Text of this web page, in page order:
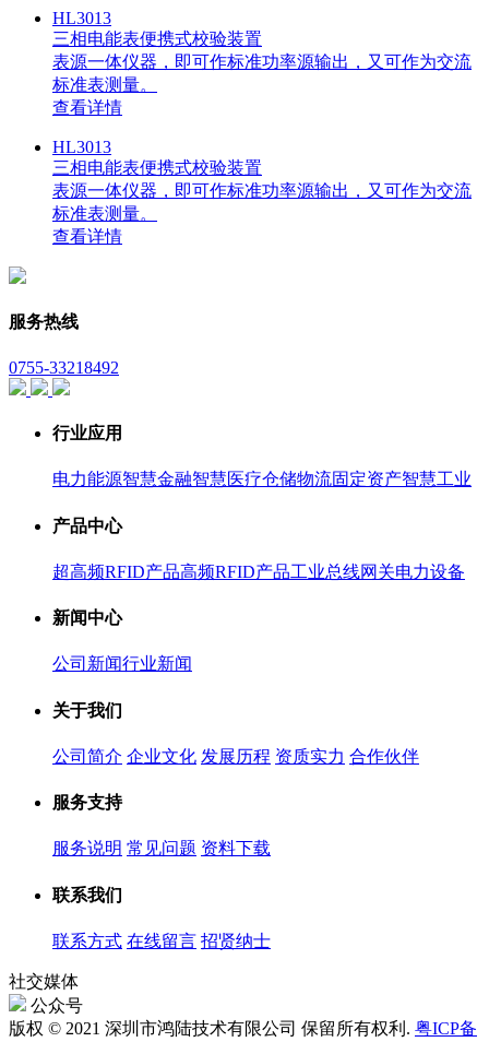
HL3013
三相电能表便携式校验装置
表源一体仪器，即可作标准功率源输出，又可作为交流
标准表测量。
查看详情
HL3013
三相电能表便携式校验装置
表源一体仪器，即可作标准功率源输出，又可作为交流
标准表测量。
查看详情
服务热线
0755-33218492
行业应用
电力能源智慧金融智慧医疗仓储物流固定资产智慧工业
产品中心
超高频RFID产品高频RFID产品工业总线网关电力设备
新闻中心
公司新闻行业新闻
关于我们
公司简介 企业文化 发展历程 资质实力 合作伙伴
服务支持
服务说明 常见问题 资料下载
联系我们
联系方式 在线留言 招贤纳士
社交媒体
公众号
版权 © 2021 深圳市鸿陆技术有限公司 保留所有权利. 粤ICP备